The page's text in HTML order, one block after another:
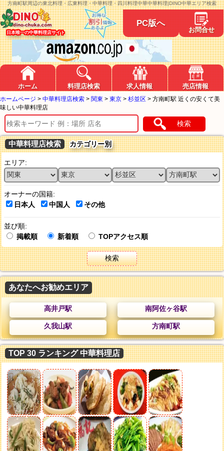
方南町駅周辺の東北料理・広東料理・中華料理・四川料理中華中華料理|DINO中華エリア検索
日本唯一の中華料理店サイト
PC版へ
お問合せ
ホーム 料理店検索 求人情報 売店情報
ホームページ > 中華料理店検索 > 関東 > 東京 > 杉並区 > 方南町駅 近くの安くて美
味しい中華料理店
検索
中華料理店検索 カテゴリー別
エリア:
オーナーの国籍:
日本人
中国人 その他
並び順:
掲載順
新着順 TOPアクセス順
検索
あなたへお勧めエリア
高井戸駅 南阿佐ヶ谷駅
久我山駅 方南町駅
TOP 30 ランキング 中華料理店